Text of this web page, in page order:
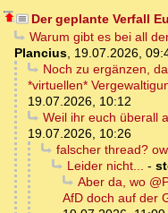
Der geplante Verfall
Warum gibt es bei all
Plancius, 19.07.2026,
Noch zu ergänzen,
*virtuellen*
19.07.2026, 10:12
Weil ihr euch überall
19.07.2026, 10:26
falscher thread?
Leider nicht... -
Aber da, wo
AfD doch auf der